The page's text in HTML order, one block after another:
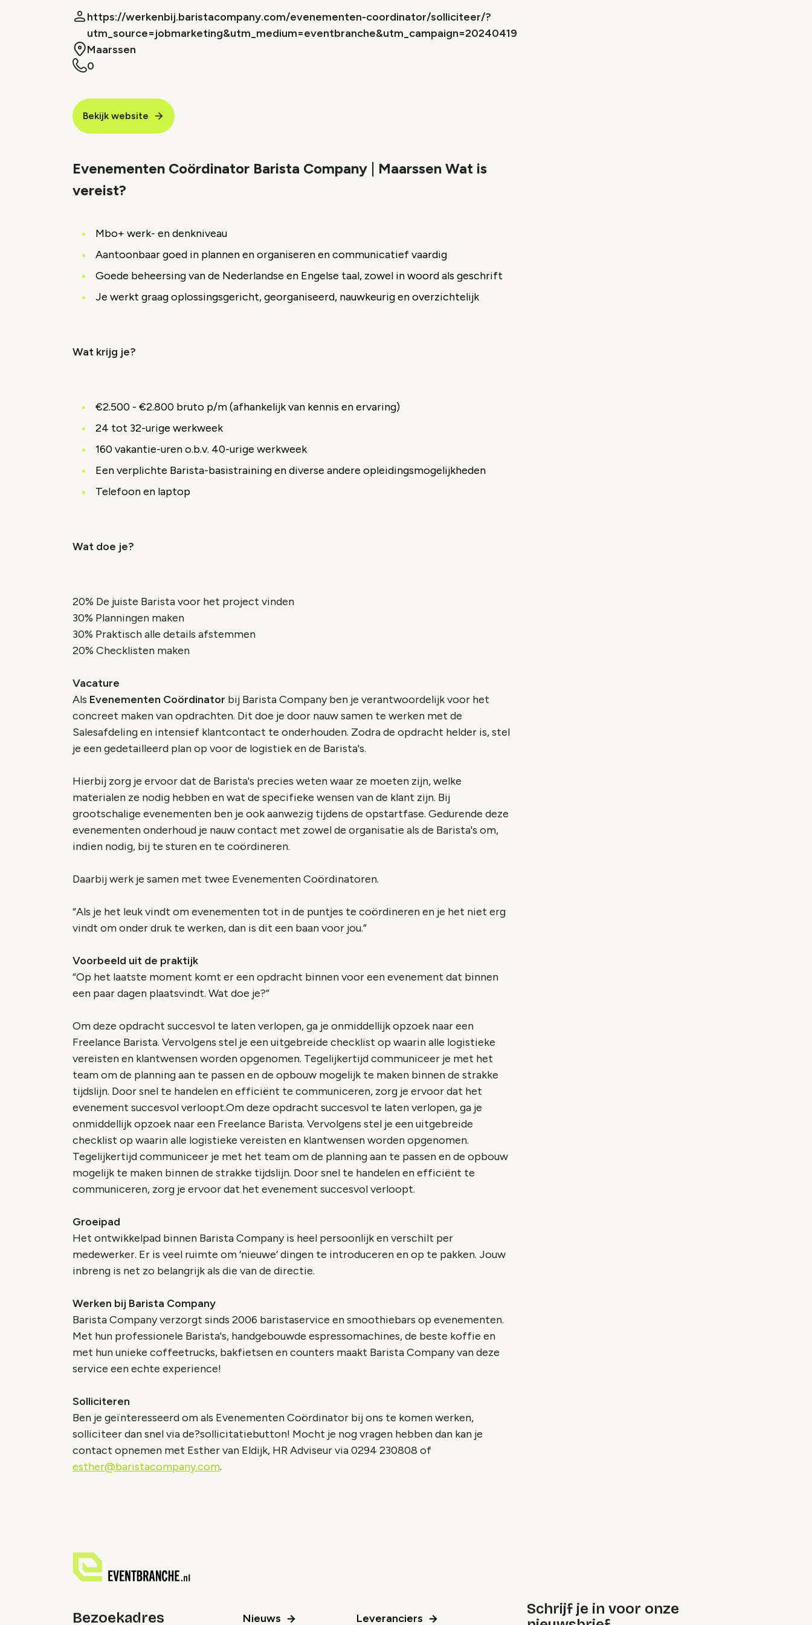
https://werkenbij.baristacompany.com/evenementen-coordinator/solliciteer/?
utm_source=jobmarketing&utm_medium=eventbranche&utm_campaign=20240419
Maarssen
0
Bekijk website
Evenementen Coördinator Barista Company | Maarssen Wat is
vereist?
Mbo+ werk- en denkniveau
Aantoonbaar goed in plannen en organiseren en communicatief vaardig
Goede beheersing van de Nederlandse en Engelse taal, zowel in woord als geschrift
Je werkt graag oplossingsgericht, georganiseerd, nauwkeurig en overzichtelijk
Wat krijg je?
€2.500 - €2.800 bruto p/m (afhankelijk van kennis en ervaring)
24 tot 32-urige werkweek
160 vakantie-uren o.b.v. 40-urige werkweek
Een verplichte Barista-basistraining en diverse andere opleidingsmogelijkheden
Telefoon en laptop
Wat doe je?
20% De juiste Barista voor het project vinden
30% Planningen maken
30% Praktisch alle details afstemmen
20% Checklisten maken
Vacature
Als Evenementen Coördinator bij Barista Company ben je verantwoordelijk voor het
concreet maken van opdrachten. Dit doe je door nauw samen te werken met de
Salesafdeling en intensief klantcontact te onderhouden. Zodra de opdracht helder is, stel
je een gedetailleerd plan op voor de logistiek en de Barista's.
Hierbij zorg je ervoor dat de Barista's precies weten waar ze moeten zijn, welke
materialen ze nodig hebben en wat de specifieke wensen van de klant zijn. Bij
grootschalige evenementen ben je ook aanwezig tijdens de opstartfase. Gedurende deze
evenementen onderhoud je nauw contact met zowel de organisatie als de Barista's om,
indien nodig, bij te sturen en te coördineren.
Daarbij werk je samen met twee Evenementen Coördinatoren.
“Als je het leuk vindt om evenementen tot in de puntjes te coördineren en je het niet erg
vindt om onder druk te werken, dan is dit een baan voor jou.”
Voorbeeld uit de praktijk
“Op het laatste moment komt er een opdracht binnen voor een evenement dat binnen
een paar dagen plaatsvindt. Wat doe je?”
Om deze opdracht succesvol te laten verlopen, ga je onmiddellijk opzoek naar een
Freelance Barista. Vervolgens stel je een uitgebreide checklist op waarin alle logistieke
vereisten en klantwensen worden opgenomen. Tegelijkertijd communiceer je met het
team om de planning aan te passen en de opbouw mogelijk te maken binnen de strakke
tijdslijn. Door snel te handelen en efficiënt te communiceren, zorg je ervoor dat het
evenement succesvol verloopt.Om deze opdracht succesvol te laten verlopen, ga je
onmiddellijk opzoek naar een Freelance Barista. Vervolgens stel je een uitgebreide
checklist op waarin alle logistieke vereisten en klantwensen worden opgenomen.
Tegelijkertijd communiceer je met het team om de planning aan te passen en de opbouw
mogelijk te maken binnen de strakke tijdslijn. Door snel te handelen en efficiënt te
communiceren, zorg je ervoor dat het evenement succesvol verloopt.
Groeipad
Het ontwikkelpad binnen Barista Company is heel persoonlijk en verschilt per
medewerker. Er is veel ruimte om ‘nieuwe’ dingen te introduceren en op te pakken. Jouw
inbreng is net zo belangrijk als die van de directie.
Werken bij Barista Company
Barista Company verzorgt sinds 2006 baristaservice en smoothiebars op evenementen.
Met hun professionele Barista's, handgebouwde espressomachines, de beste koffie en
met hun unieke coffeetrucks, bakfietsen en counters maakt Barista Company van deze
service een echte experience!
Solliciteren
Ben je geïnteresseerd om als Evenementen Coördinator bij ons te komen werken,
solliciteer dan snel via de?sollicitatiebutton! Mocht je nog vragen hebben dan kan je
contact opnemen met Esther van Eldijk, HR Adviseur via 0294 230808 of
esther@baristacompany.com.
Bezoekadres Nieuws Leveranciers
Schrijf je in voor onze